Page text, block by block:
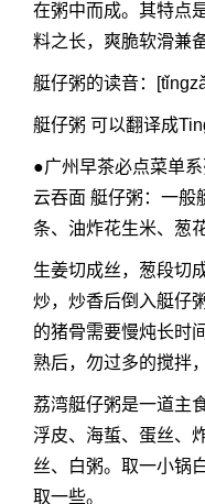
在粥中而成。其特点
料之长，爽脆软滑兼备
艇仔粥的读音：
艇仔粥 可以翻译成
●广州早茶必点菜单
云吞面 艇仔粥：一般
条、油炸花生米、葱
生姜切成丝，葱段切
炒，炒香后倒入艇仔
的猪骨需要慢炖长时
熟后，勿过多的搅拌
荔湾艇仔粥是一道主
浮皮、海蜇、蛋丝、
丝、白粥。取一小锅
取一些。